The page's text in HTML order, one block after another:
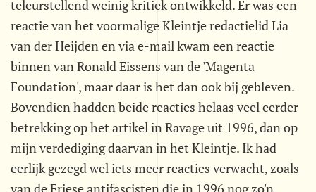
teleurstellend weinig kritiek ontwikkeld. Er was een
reactie van het voormalige Kleintje redactielid Lia
van der Heijden en via e-mail kwam een reactie
binnen van Ronald Eissens van de 'Magenta
Foundation', maar daar is het dan ook bij gebleven.
Bovendien hadden beide reacties helaas veel eerder
betrekking op het artikel in Ravage uit 1996, dan op
mijn verdediging daarvan in het Kleintje. Ik had
eerlijk gezegd wel iets meer reacties verwacht, zoals
van de Friese antifascisten die in 1996 nog zo'n